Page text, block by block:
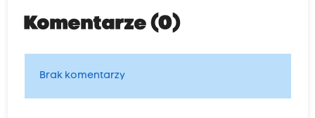
Komentarze (0)
Brak komentarzy